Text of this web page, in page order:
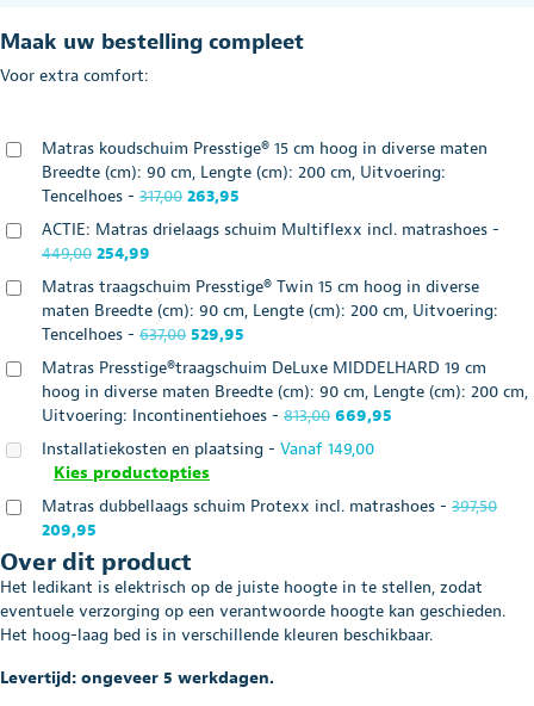
Plus
90
aantal
Maak uw bestelling compleet
Voor extra comfort:
Matras koudschuim Presstige® 15 cm hoog in diverse maten
Breedte (cm): 90 cm, Lengte (cm): 200 cm, Uitvoering:
Tencelhoes - 317,00 Oorspronkelijke
was:
263,95
prijs
ACTIE: Matras drielaags schuim Multiflexx incl. matrashoes -
449,00 Oorspronkelijke
prijs
was:
254,99
prijs
is:
€254,99.
Matras traagschuim Presstige® Twin 15 cm hoog in diverse
maten Breedte (cm): 90 cm, Lengte (cm): 200 cm, Uitvoering:
Tencelhoes - 637,00 Oorspronkelijke
was:
€637,00.
529,95
prijs
is:
€529,95.
Matras Presstige®traagschuim DeLuxe MIDDELHARD 19 cm
hoog in diverse maten Breedte (cm): 90 cm, Lengte (cm): 200 cm,
Uitvoering: Incontinentiehoes - 813,00 Oorspronkelijke
was:
669,95
Installatiekosten en plaatsing - Vanaf 149,00
Kies productopties
Matras dubbellaags schuim Protexx incl. matrashoes - 397,50
209,95
is:
€209,95.
Over dit product
Het ledikant is elektrisch op de juiste hoogte in te stellen, zodat
eventuele verzorging op een verantwoorde hoogte kan geschieden.
Het hoog-laag bed is in verschillende kleuren beschikbaar.
Levertijd: ongeveer 5 werkdagen.